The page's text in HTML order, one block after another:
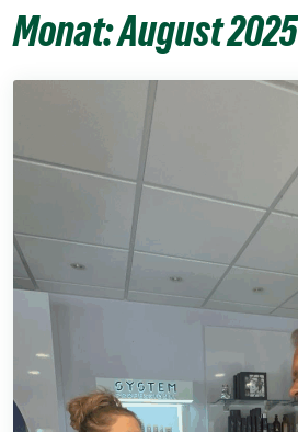
Monat:August 2025